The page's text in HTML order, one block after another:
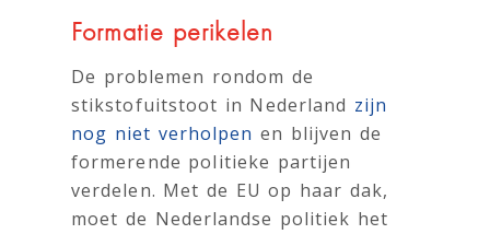
Formatie perikelen
De problemen rondom de
stikstofuitstoot in Nederland zijn
nog niet verholpen en blijven de
formerende politieke partijen
verdelen. Met de EU op haar dak,
moet de Nederlandse politiek het